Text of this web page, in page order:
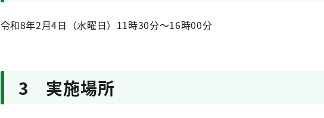
令和8年2月4日（水曜日）11時30分～16時00分
3 実施場所